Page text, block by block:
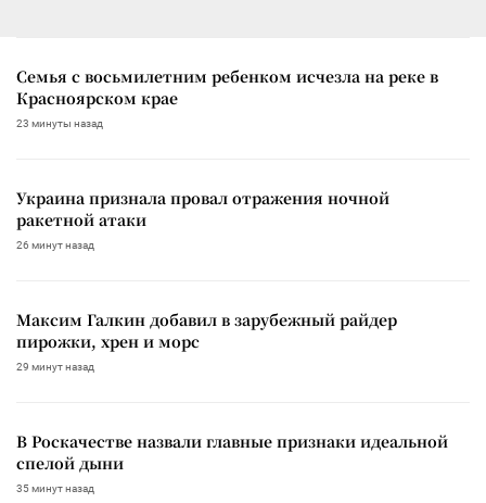
Семья с восьмилетним ребенком исчезла на реке в
Красноярском крае
23 минуты назад
Украина признала провал отражения ночной
ракетной атаки
26 минут назад
Максим Галкин добавил в зарубежный райдер
пирожки, хрен и морс
29 минут назад
В Роскачестве назвали главные признаки идеальной
спелой дыни
35 минут назад